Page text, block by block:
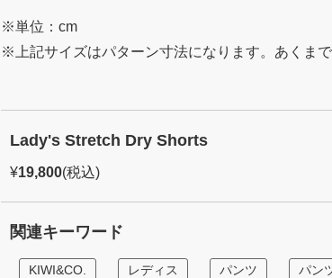
※単位：cm
※上記サイズはパターン寸法になります。あくま
Lady's Stretch Dry Shorts
¥19,800(税込)
関連キーワード
KIWI&CO. レディス パンツ パン